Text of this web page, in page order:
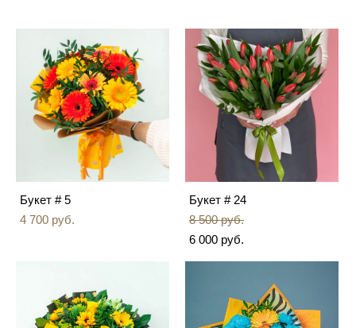
Букет # 5
4 700 pуб.
Букет # 24
8 500 pуб.
6 000 pуб.